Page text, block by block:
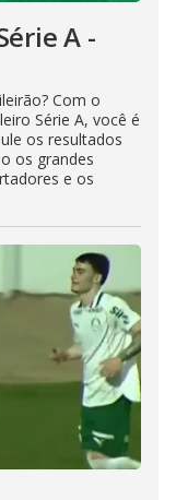
A -
Com o
Série A, você é
os resultados
os grandes
e os